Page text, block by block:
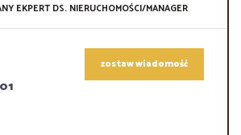
EKPERT DS. NIERUCHOMOŚCI/MANAGER
zostaw wiadomość